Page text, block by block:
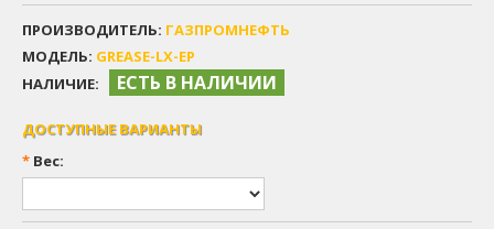
ПРОИЗВОДИТЕЛЬ: ГАЗПРОМНЕФТЬ
МОДЕЛЬ: GREASE-LX-EP
НАЛИЧИЕ:
ЕСТЬ В НАЛИЧИИ
ДОСТУПНЫЕ ВАРИАНТЫ
* Вес: